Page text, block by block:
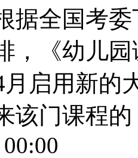
全国考委
，《幼儿
月启用新的
该门课程的